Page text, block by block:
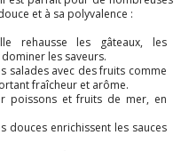
et à sa polyvalence :
rehausse les gâteaux, les
les saveurs.
salades avec des fruits comme
fraîcheur et arôme.
poissons et fruits de mer, en
douces enrichissent les sauces